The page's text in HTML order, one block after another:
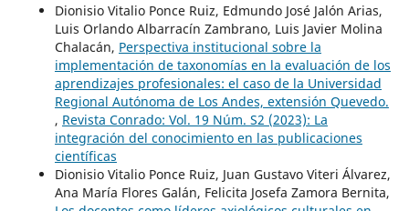
Dionisio Vitalio Ponce Ruiz, Edmundo José Jalón Arias,
Luis Orlando Albarracín Zambrano, Luis Javier Molina
Chalacán, Perspectiva institucional sobre la
implementación de taxonomías en la evaluación de los
aprendizajes profesionales: el caso de la Universidad
Regional Autónoma de Los Andes, extensión Quevedo.
, Revista Conrado: Vol. 19 Núm. S2 (2023): La
integración del conocimiento en las publicaciones
científicas
Dionisio Vitalio Ponce Ruiz, Juan Gustavo Viteri Álvarez,
Ana María Flores Galán, Felicita Josefa Zamora Bernita,